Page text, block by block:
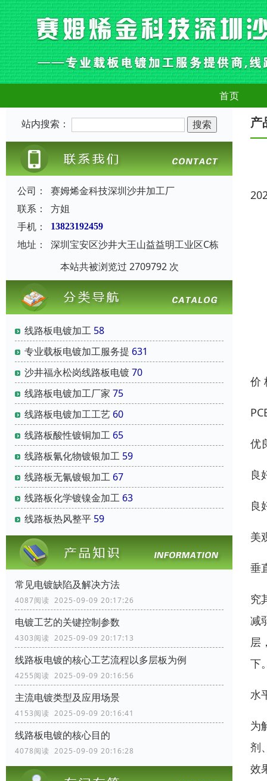
首页
站内搜索：
公司：
赛姆烯金科技深圳沙井加工厂
联系：
方姐
手机：
13823192459
地址：
深圳宝安区沙井大王山益益明工业区C栋
本站共被浏览过 2709792 次
线路板电镀加工 58
专业载板电镀加工服务提 631
沙井福永松岗线路板电镀70
线路板电镀加工厂家 75
线路板电镀加工工艺 60
线路板酸性镀铜加工 65
线路板氰化物镀银加工 59
线路板无氰镀银加工 67
线路板化学镀镍金加工 63
线路板热风整平 59
常见电镀缺陷及解决方法
4087阅读 2025-09-09 20:17:26
电镀工艺的关键控制参数
4303阅读 2025-09-09 20:17:13
线路板电镀的核心工艺流程以多层板为例
4255阅读 2025-09-09 20:16:56
主流电镀类型及应用场景
4153阅读 2025-09-09 20:16:41
线路板电镀的核心目的
4078阅读 2025-09-09 20:16:28
产
价
优
良
良
美
垂
究
减
层
下
水
为
剂
效